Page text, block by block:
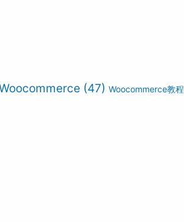
(47) Woocommerce教程